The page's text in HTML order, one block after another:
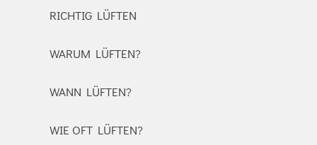
RICHTIG LÜFTEN
WARUM LÜFTEN?
WANN LÜFTEN?
WIE OFT LÜFTEN?